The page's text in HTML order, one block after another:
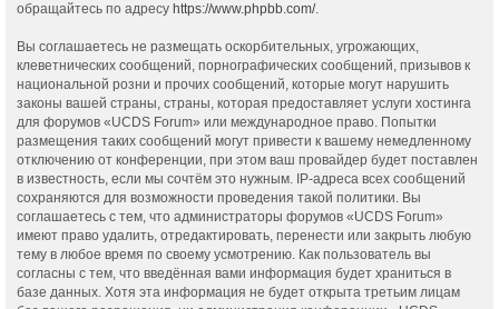
обращайтесь по адресу https://www.phpbb.com/.
Вы соглашаетесь не размещать оскорбительных, угрожающих,
клеветнических сообщений, порнографических сообщений, призывов к
национальной розни и прочих сообщений, которые могут нарушить
законы вашей страны, страны, которая предоставляет услуги хостинга
для форумов «UCDS Forum» или международное право. Попытки
размещения таких сообщений могут привести к вашему немедленному
отключению от конференции, при этом ваш провайдер будет поставлен
в известность, если мы сочтём это нужным. IP-адреса всех сообщений
сохраняются для возможности проведения такой политики. Вы
соглашаетесь с тем, что администраторы форумов «UCDS Forum»
имеют право удалить, отредактировать, перенести или закрыть любую
тему в любое время по своему усмотрению. Как пользователь вы
согласны с тем, что введённая вами информация будет храниться в
базе данных. Хотя эта информация не будет открыта третьим лицам